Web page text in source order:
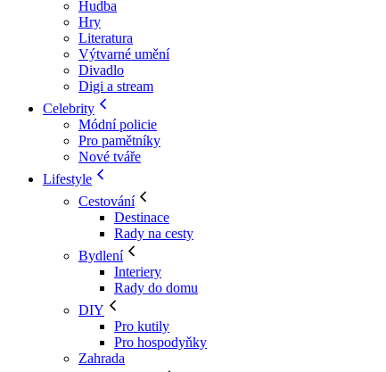
Hudba
Hry
Literatura
Výtvarné umění
Divadlo
Digi a stream
Celebrity
Módní policie
Pro pamětníky
Nové tváře
Lifestyle
Cestování
Destinace
Rady na cesty
Bydlení
Interiery
Rady do domu
DIY
Pro kutily
Pro hospodyňky
Zahrada